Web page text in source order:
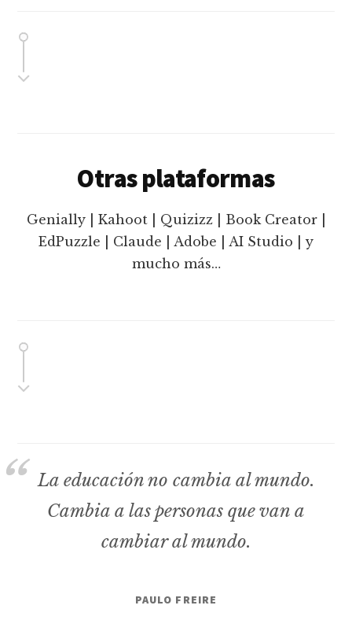
Otras plataformas
Genially | Kahoot | Quizizz | Book Creator |
EdPuzzle | Claude | Adobe | AI Studio | y
mucho más…
La educación no cambia al mundo.
Cambia a las personas que van a
cambiar al mundo.
PAULO FREIRE